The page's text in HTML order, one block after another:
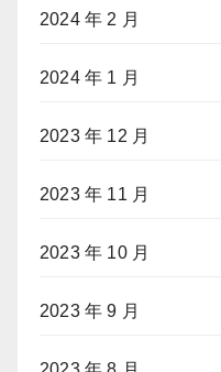
2024 年 2 月
2024 年 1 月
2023 年 12 月
2023 年 11 月
2023 年 10 月
2023 年 9 月